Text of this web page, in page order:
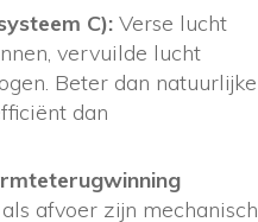
C): Verse lucht
vervuilde lucht
Beter dan natuurlijke
dan
afvoer zijn mechanisch